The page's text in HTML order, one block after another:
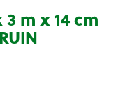
m x 14 cm